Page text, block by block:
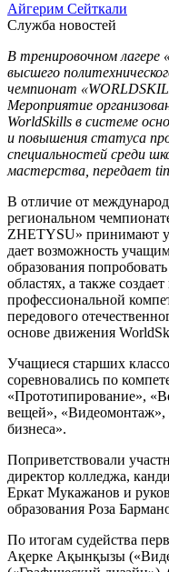
Айгерим Сейткали
Служба новостей
В тренировочном лагере
высшего
чемпионат
Мероприятие
WorldSkills в системе
и повышения статуса
специальностей среди
мастерства, передает
В отличие от
региональном
ZHETYSU» принимают
дает возможность
образования
областях, а также
профессиональной
передового
основе движения
Учащиеся старших
соревновались по
«Прототипирование»,
вещей»,
бизнеса».
Поприветствовали
директор колледжа,
Еркат Мукажанов и
образования Роза
По итогам судейства
Ақерке Ақынқызы